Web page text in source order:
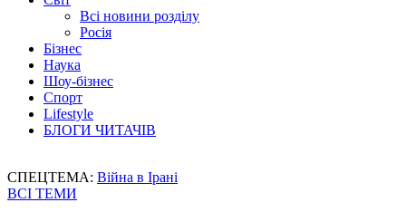
Всі новини розділу
Росія
Бізнес
Наука
Шоу-бізнес
Спорт
Lifestyle
БЛОГИ ЧИТАЧІВ
СПЕЦТЕМА: Війна в Ірані
ВСІ ТЕМИ